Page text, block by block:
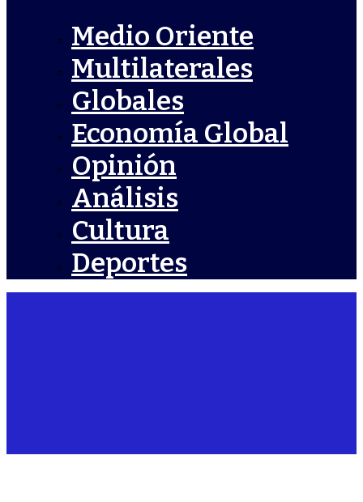
Medio Oriente
Multilaterales
Globales
Economía Global
Opinión
Análisis
Cultura
Deportes